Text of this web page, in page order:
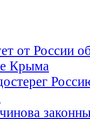
от России
Крыма